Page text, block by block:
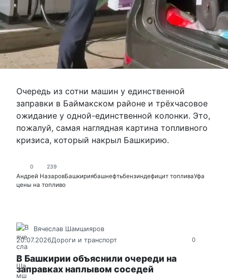
Очередь из сотни машин у единственной
заправки в Баймакском районе и трёхчасовое
ожидание у одной-единственной колонки. Это,
пожалуй, самая наглядная картина топливного
кризиса, который накрыл Башкирию.
0 239
Андрей НазаровБашкириябашнефтьбензиндефицит топливаУфа
цены на топливо
0
Вячеслав Шамшияров
20.07.2026Дороги и транспорт
В Башкирии объяснили очереди на
заправках наплывом соседей